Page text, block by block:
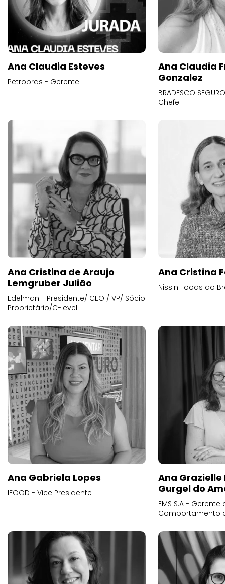
Ana Claudia Esteves
Petrobras - Gerente
Ana Claudia
Gonzalez
BRADESCO
Chefe
Ana Cristina de Araujo
Lemgruber Julião
Edelman - Presidente/ CEO / VP/ Sócio
Proprietário/C-level
Ana Cristina
Nissin Foods do
Ana Gabriela Lopes
IFOOD - Vice Presidente
Ana
Gurgel do
EMS S.A -
Comportamento